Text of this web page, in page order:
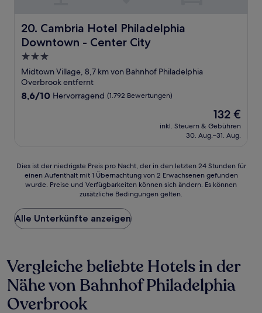
20. Cambria Hotel Philadelphia
Downtown - Center City
Cambria Hotel Philadelphia Downtown - Center City
3.0-
Sterne-
Unterkunft
Midtown Village, 8,7 km von Bahnhof Philadelphia
Overbrook entfernt
8.6
8,6/10 Hervorragend (1.792 Bewertungen)
Der
Preis
beträgt
132 €
inkl. Steuern & Gebühren
30. Aug.–31. Aug.
Dies
der
Preis
pro
Nacht,
den
letzten
24 Stunden
für
einen
Dies ist der niedrigste Preis pro Nacht, der in den letzten 24 Stunden für
einen Aufenthalt mit 1 Übernachtung von 2 Erwachsenen gefunden
wurde. Preise und Verfügbarkeiten können sich ändern. Es können
zusätzliche Bedingungen gelten.
Alle Unterkünfte anzeigen
Vergleiche beliebte Hotels in der
Nähe von Bahnhof Philadelphia
Overbrook